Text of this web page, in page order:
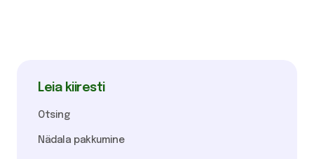
Leia kiiresti
Otsing
Nädala pakkumine